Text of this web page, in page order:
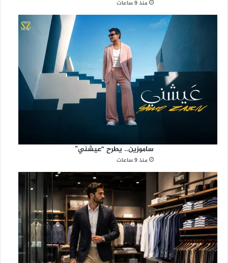
منذ 9 ساعات
ساموزين.. يطرح “عيشني”
منذ 9 ساعات